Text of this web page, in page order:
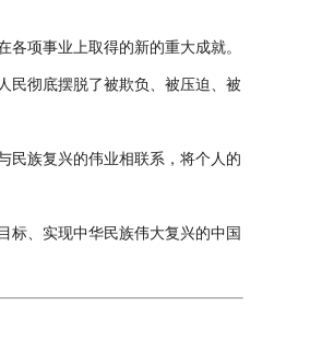
项事业上取得的新的重大成就。
民彻底摆脱了被欺负、被压迫、被
民族复兴的伟业相联系，将个人的
标、实现中华民族伟大复兴的中国